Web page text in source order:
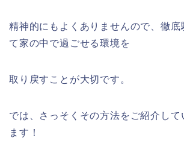
精神的にもよくありませんので、徹底
て家の中で過ごせる環境を
取り戻すことが大切です。
では、さっそくその方法をご紹介して
ます！